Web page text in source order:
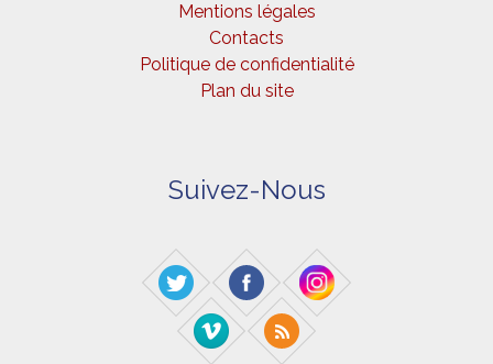
Mentions légales
Contacts
Politique de confidentialité
Plan du site
Suivez-Nous